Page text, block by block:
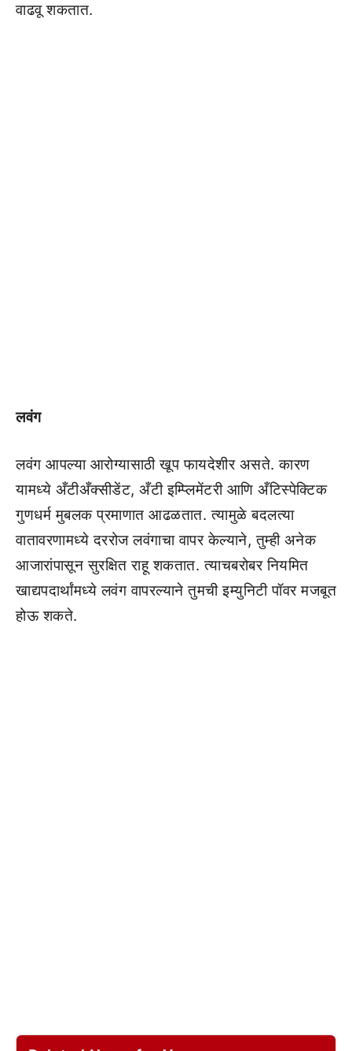
वाढवू शकतात.
लवंग
लवंग आपल्या आरोग्यासाठी खूप फायदेशीर असते. कारण
यामध्ये अँटीअँक्सीडेंट, अँटी इम्प्लिमेंटरी आणि अँटिस्पेक्टिक
गुणधर्म मुबलक प्रमाणात आढळतात. त्यामुळे बदलत्या
वातावरणामध्ये दररोज लवंगाचा वापर केल्याने, तुम्ही अनेक
आजारांपासून सुरक्षित राहू शकतात. त्याचबरोबर नियमित
खाद्यपदार्थांमध्ये लवंग वापरल्याने तुमची इम्युनिटी पॉवर मजबूत
होऊ शकते.